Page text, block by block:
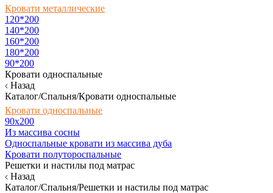
Кровати металлические
120*200
140*200
160*200
180*200
90*200
Кровати односпальные
Назад
Каталог/Спальня/Кровати односпальные
Кровати односпальные
90х200
Из массива сосны
Односпальные кровати из массива дуба
Кровати полутороспальные
Решетки и настилы под матрас
Назад
Каталог/Спальня/Решетки и настилы под матрас